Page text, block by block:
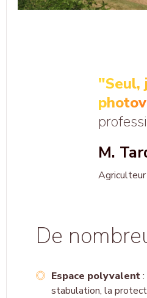
"Seul,
M.
Agriculteur
De
Espace polyvalent:
stabulation, la